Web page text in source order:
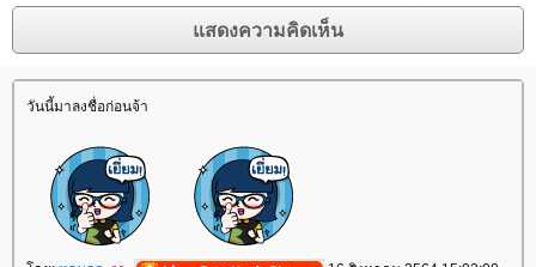
วันนี้มาลงชื่อก่อนจ้า